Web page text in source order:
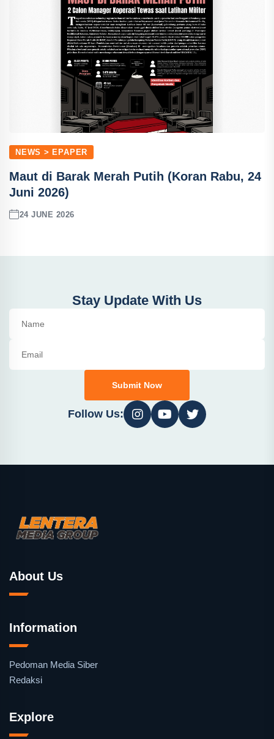
NEWS > EPAPER
Maut di Barak Merah Putih (Koran Rabu, 24
Juni 2026)
24 JUNE 2026
Stay Update With Us
Submit Now
Follow Us:
About Us
Information
Pedoman Media Siber
Redaksi
Explore